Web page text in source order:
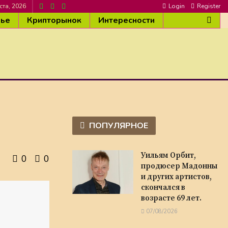
2026 Login Register
Крипторынок Интересности
0 0
ПОПУЛЯРНОЕ
Уильям Орбит,
продюсер Мадонны
и других артистов,
скончался в
возрасте 69 лет.
07/08/2026